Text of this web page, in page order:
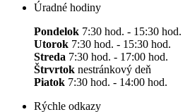
Úradné hodiny
Pondelok 7:30 hod. - 15:30 hod.
Utorok 7:30 hod. - 15:30 hod.
Streda 7:30 hod. - 17:00 hod.
Štrvrtok nestránkový deň
Piatok 7:30 hod. - 14:00 hod.
Rýchle odkazy